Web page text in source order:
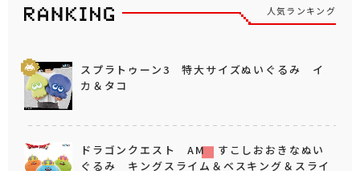
人気ランキング
スプラトゥーン3 特大サイズぬいぐるみ イ
カ＆タコ
ドラゴンクエスト AM すこしおおきなぬい
ぐるみ キングスライム＆ベスキング＆スライ